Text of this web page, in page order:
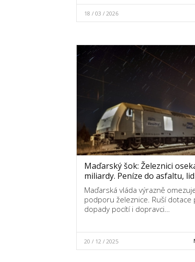
18 / 03 / 2026
Maďarský šok: Železnici
miliardy. Peníze do asfaltu,
Maďarská vláda výrazně
podporu železnice. Ruší dotace
dopady pocítí i dopravci…
20 / 12 / 2025